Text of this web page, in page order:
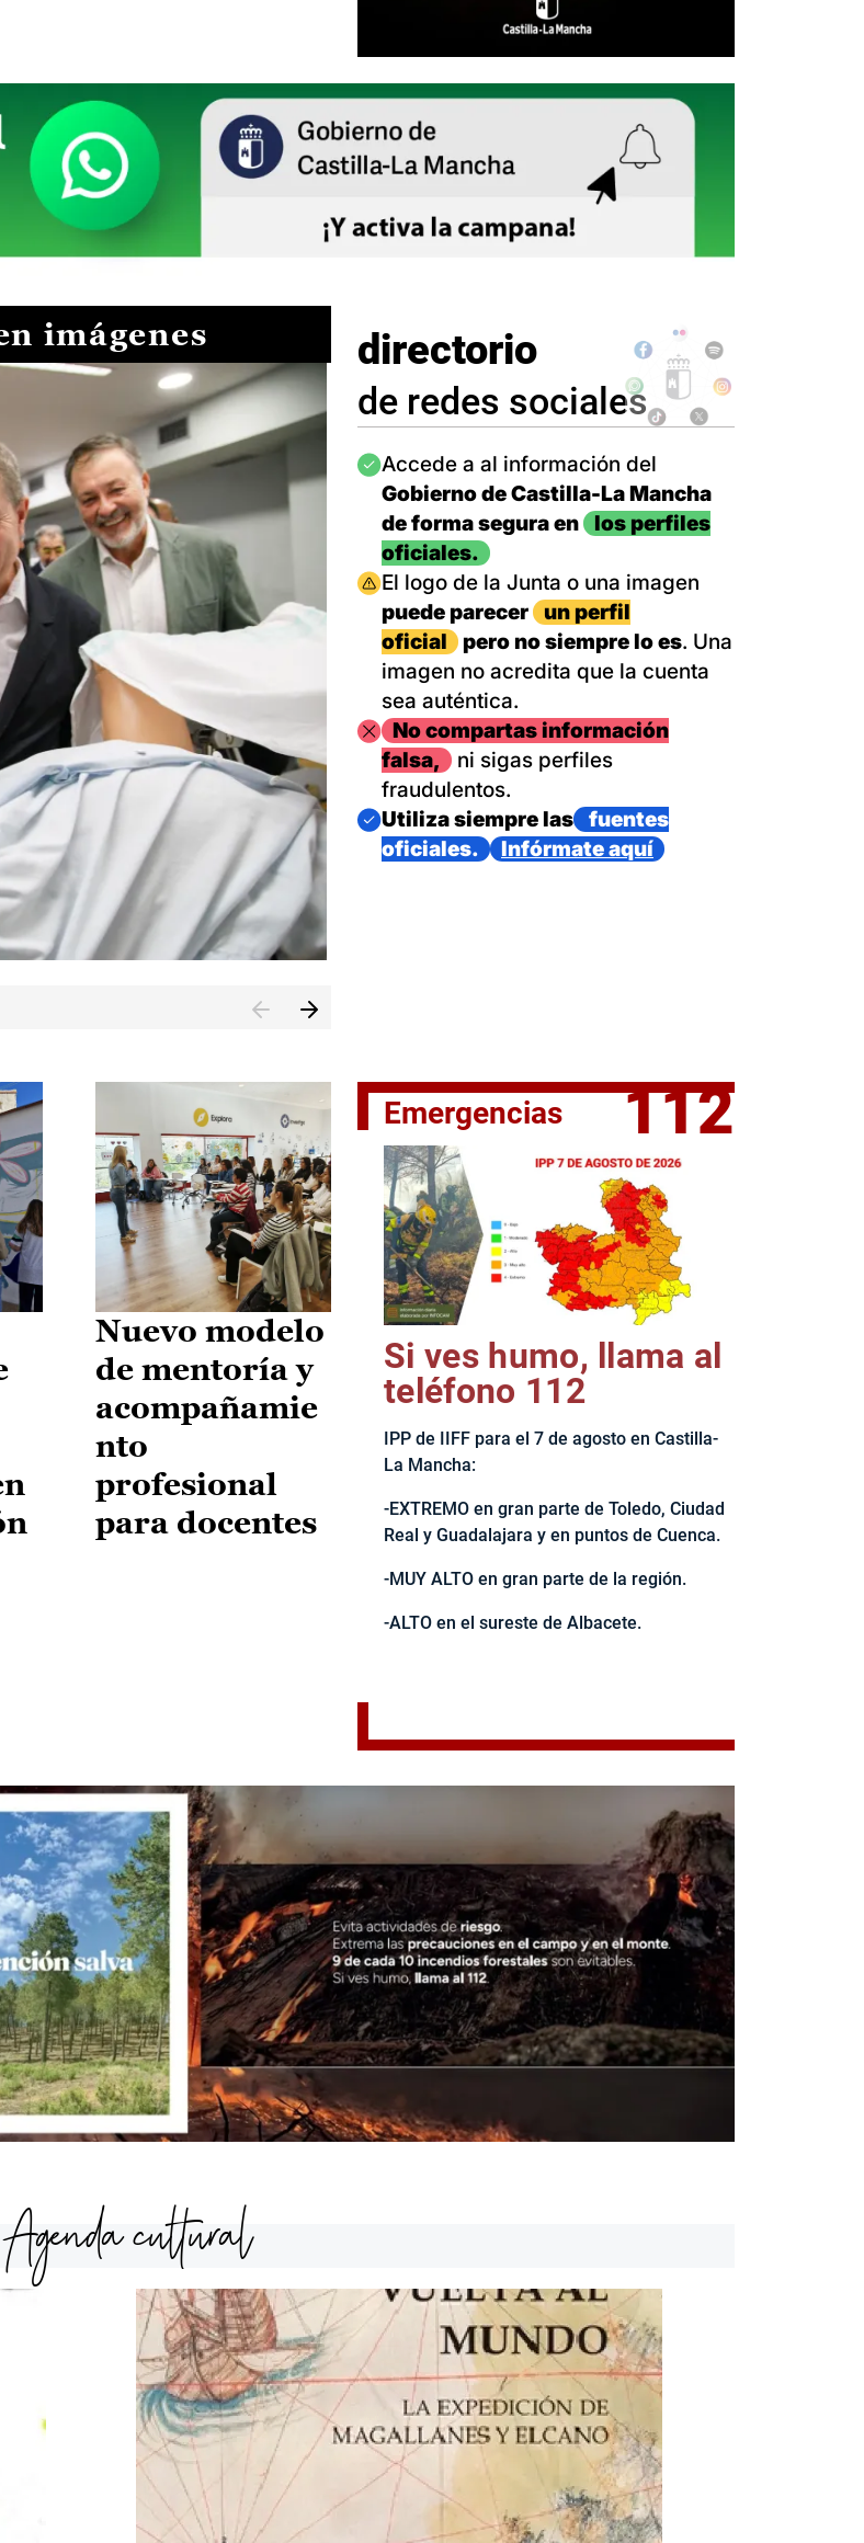
imágenes
El jefe del Ejecutivo castellanomanchego, Emiliano García-
directorio
de redes sociales
Imagen
Accede a al información del
Gobierno de Castilla-La Mancha
de forma segura en
los perfiles
oficiales.
Imagen
El logo de la Junta o una imagen
puede parecer
un perfil
oficial
pero no siempre lo es. Una
imagen no acredita que la cuenta
sea auténtica.
ImagenNo compartas información
falsa,
ni sigas perfiles
fraudulentos.
Imagen
Utiliza siempre las
fuentes
oficiales.
Infórmate aquí
Nuevo modelo
de mentoría y
acompañamie
nto
profesional
para docentes
Emergencias 112
Si ves humo, llama al
teléfono 112
IPP de IIFF para el 7 de agosto en Castilla-
La Mancha:
-EXTREMO en gran parte de Toledo, Ciudad
Real y Guadalajara y en puntos de Cuenca.
-MUY ALTO en gran parte de la región.
-ALTO en el sureste de Albacete.
Agenda cultural